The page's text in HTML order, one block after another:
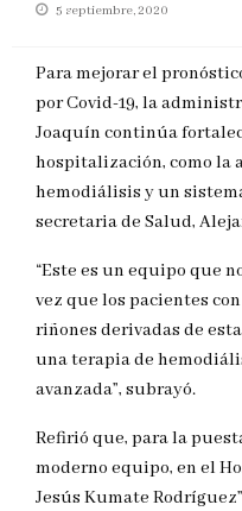
Publicado
5 septiembre, 2020
Para mejorar el
por Covid-19, la
Joaquín continúa
hospitalización, como la
hemodiálisis y un
secretaria de Salud,
“Este es un equipo que
vez que los pacientes
riñones derivadas de
una terapia de
avanzada”, subrayó.
Refirió que, para la
moderno equipo, en el
Jesús Kumate